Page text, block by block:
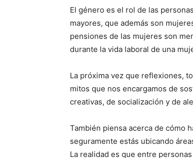
El género es el rol de las
mayores, que además son
pensiones de las mujeres son
durante la vida laboral de una
La próxima vez que reflexiones,
mitos que nos encargamos de
creativas, de socialización y de
También piensa acerca de cómo
seguramente estás ubicando
La realidad es que entre